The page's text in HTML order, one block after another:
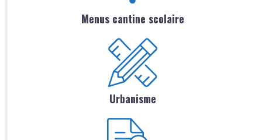
Menus cantine scolaire
Urbanisme